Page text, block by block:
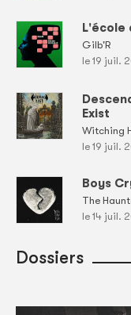
L'école
Gilb'R
le 19 juil.
Exist
Witching
le 19 juil.
Boys
The
le 14 juil.
Dossiers